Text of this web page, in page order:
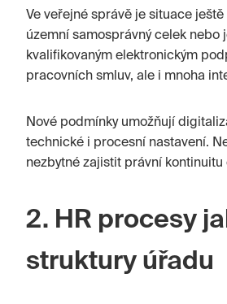
Ve veřejné správě je situace
územní samosprávný celek
kvalifikovaným elektronickým
pracovních smluv, ale i mnoha
Nové podmínky umožňují
technické i procesní nastavení.
nezbytné zajistit právní
2. HR procesy
struktury úřadu